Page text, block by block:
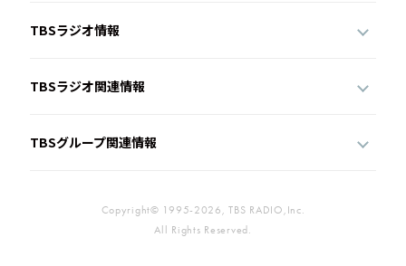
TBSラジオ情報
TBSラジオ関連情報
TBSグループ関連情報
Copyright© 1995-2026, TBS RADIO,Inc.
All Rights Reserved.